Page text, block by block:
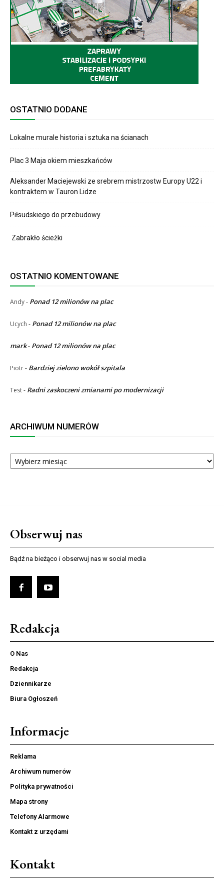
OSTATNIO DODANE
Lokalne murale historia i sztuka na ścianach
Plac 3 Maja okiem mieszkańców
Aleksander Maciejewski ze srebrem mistrzostw Europy U22 i
kontraktem w Tauron Lidze
Piłsudskiego do przebudowy
Zabrakło ścieżki
OSTATNIO KOMENTOWANE
Andy- Ponad 12 milionów na plac
Ucych - Ponad 12 milionów na plac
mark- Ponad 12 milionów na plac
Piotr- Bardziej zielono wokół szpitala
Test- Radni zaskoczeni zmianami po modernizacji
ARCHIWUM NUMERÓW
ARCHIWUM
NUMERÓW
Obserwuj nas
Bądź na bieżąco i obserwuj nas w social media
Redakcja
O Nas
Redakcja
Dziennikarze
Biura Ogłoszeń
Informacje
Reklama
Archiwum numerów
Polityka prywatności
Mapa strony
Telefony Alarmowe
Kontakt z urzędami
Kontakt